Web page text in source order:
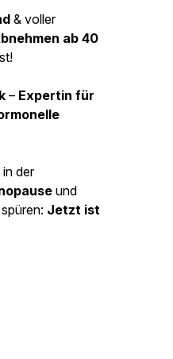
& voller
ab 40
– Expertin für
in der
und
Jetzt ist